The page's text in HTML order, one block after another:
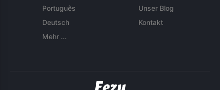
Português
Deutsch
Mehr ...
Unser Blog
Kontakt